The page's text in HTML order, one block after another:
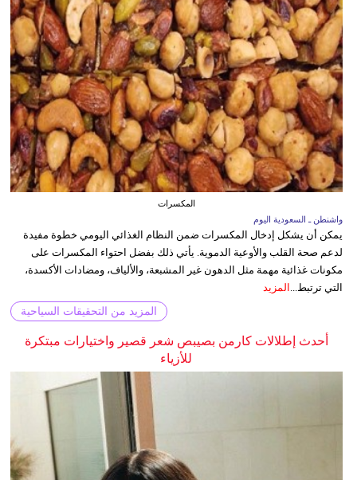
المكسرات
واشنطن ـ السعودية اليوم
يمكن أن يشكل إدخال المكسرات ضمن النظام الغذائي اليومي خطوة مفيدة
لدعم صحة القلب والأوعية الدموية. يأتي ذلك بفضل احتواء المكسرات على
مكونات غذائية مهمة مثل الدهون غير المشبعة، والألياف، ومضادات الأكسدة،
التي ترتبط...
المزيد
المزيد من التحقيقات السياحية
أحدث إطلالات كارمن بصيبص شعر قصير واختيارات مبتكرة
للأزياء